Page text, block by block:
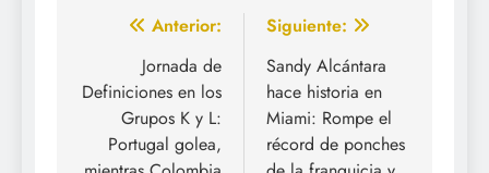
Navegación
entradas
Anterior:
Jornada de
Definiciones en los
Grupos K y L:
Portugal golea,
Siguiente:
Sandy Alcántara
hace historia en
Miami: Rompe el
récord de ponches